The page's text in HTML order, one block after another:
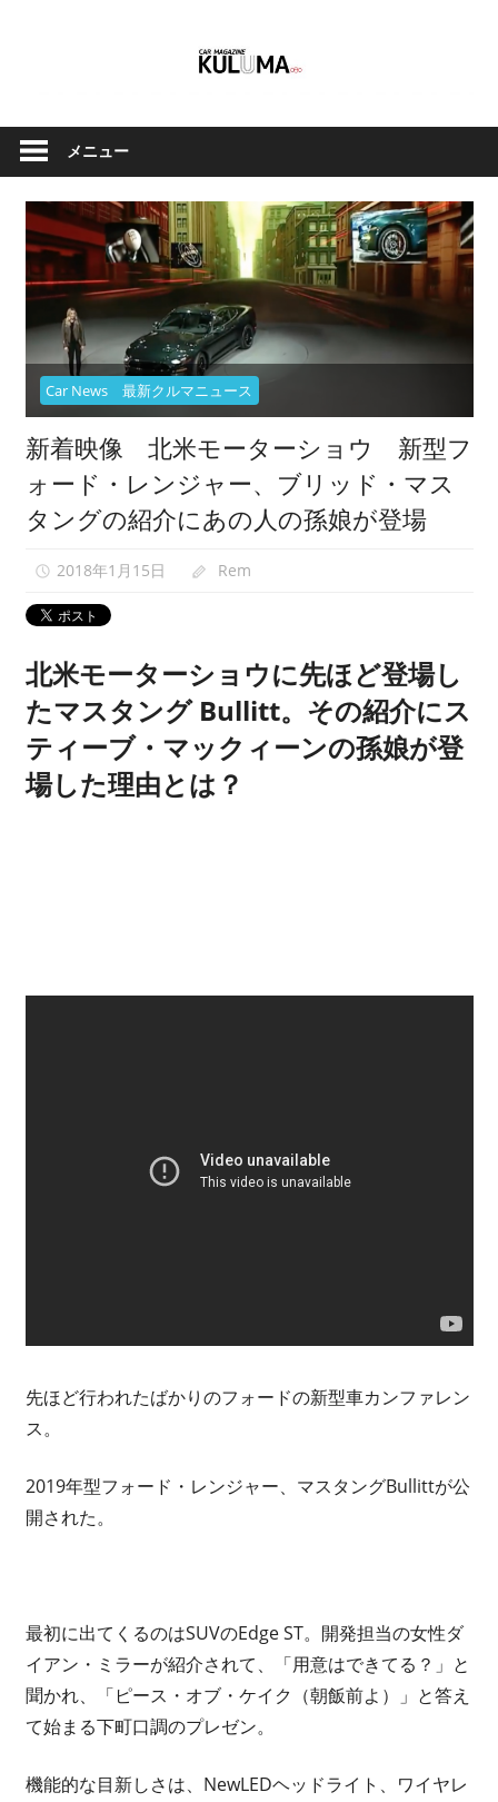
ツ
Car
Magazine
Kuluma.jp
ル
マ
と
バ
イ
ク
オ
フ
ィ
シ
ャ
ル
映
紹
介
メニュー
Car News 最新クルマニュース
新着映像 北米モーターショウ 新型フ
ォード・レンジャー、ブリッド・マス
タングの紹介にあの人の孫娘が登場
2018年1月15日 Rem
北米モーターショウに先ほど登場し
たマスタング Bullitt。その紹介にス
ティーブ・マックィーンの孫娘が登
場した理由とは？
先ほど行われたばかりのフォードの新型車カンファレン
ス。
2019年型フォード・レンジャー、マスタングBullittが公
開された。
最初に出てくるのはSUVのEdge ST。開発担当の女性ダ
イアン・ミラーが紹介されて、「用意はできてる？」と
聞かれ、「ピース・オブ・ケイク（朝飯前よ）」と答え
て始まる下町口調のプレゼン。
機能的な目新しさは、NewLEDヘッドライト、ワイヤレ